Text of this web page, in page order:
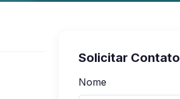
Solicitar Contato
Nome